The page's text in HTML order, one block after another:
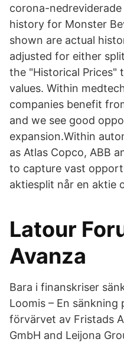
corona-
history for Monster
shown are actual
adjusted for either
the "Historical Prices"
values. Within
companies benefit
and we see good
expansion.Within
as Atlas Copco, ABB
to capture vast
aktiesplit når en aktie
Latour
Avanza
Bara i finanskriser
Loomis – En
förvärvet av Fristads
GmbH and Leijona